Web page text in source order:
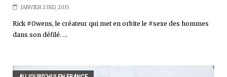
JANVIER 23RD, 2015
Rick #Owens, le créateur qui met en orbite le #sexe des hommes
dans son défilé. ...